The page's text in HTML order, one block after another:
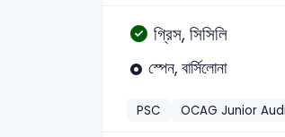
গ্রিস, সিসিলি
স্পেন, বার্সিলোনা
PSC OCAG Junior